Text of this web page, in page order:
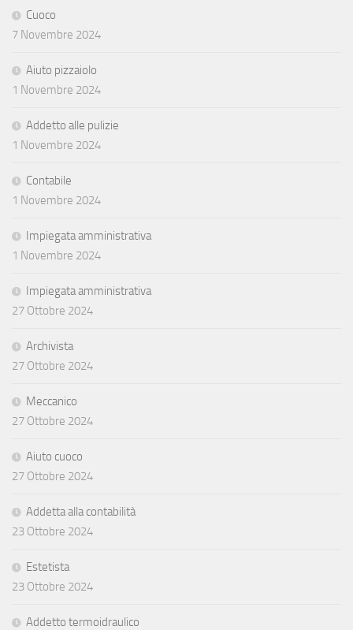
Cuoco
7 Novembre 2024
Aiuto pizzaiolo
1 Novembre 2024
Addetto alle pulizie
1 Novembre 2024
Contabile
1 Novembre 2024
Impiegata amministrativa
1 Novembre 2024
Impiegata amministrativa
27 Ottobre 2024
Archivista
27 Ottobre 2024
Meccanico
27 Ottobre 2024
Aiuto cuoco
27 Ottobre 2024
Addetta alla contabilità
23 Ottobre 2024
Estetista
23 Ottobre 2024
Addetto termoidraulico